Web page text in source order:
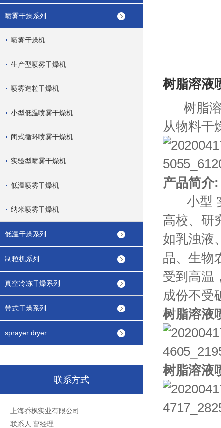
喷雾干燥系列
喷雾干燥机
生产型喷雾干燥机
喷雾造粒干燥机
小型低温喷雾干燥机
闭式循环喷雾干燥机
实验型喷雾干燥机
低温喷雾干燥机
纳米喷雾干燥机
低温干燥系列
制粒机系列
真空冷冻干燥系列
带式干燥系列
sprayer dryer
联系方式
上海乔枫实业有限公司
联系人:曹经理
树脂溶液
树脂溶
从物料干
产品简介:
小型 实
高校、研
如乳浊液
品、生物
受到高温
成份不受
树脂溶液
树脂溶液